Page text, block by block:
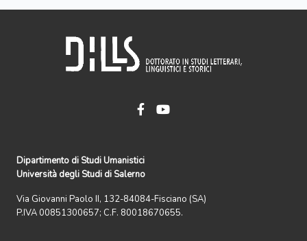
Dipartimento di Studi Umanistici
Università degli Studi di Salerno
Via Giovanni Paolo II, 132-84084-Fisciano (SA)
P.IVA 00851300657; C.F. 80018670655.